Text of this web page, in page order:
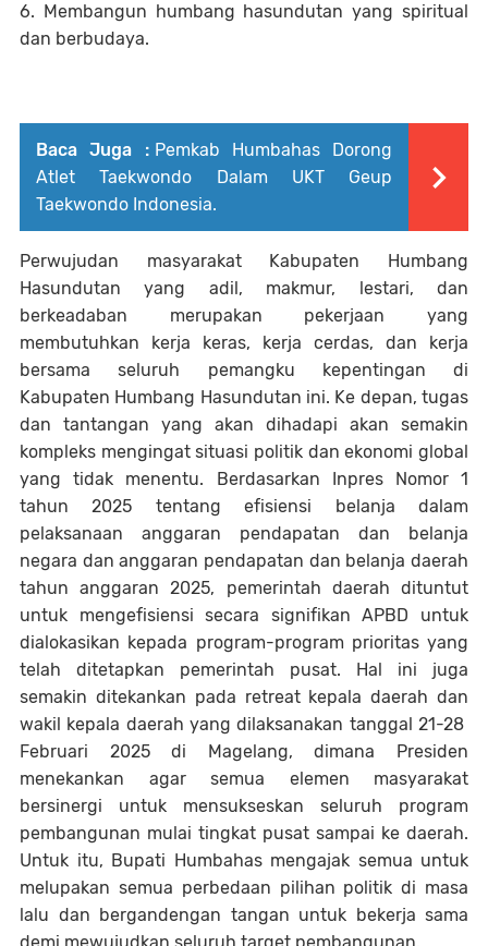
6. Membangun humbang hasundutan yang spiritual
dan berbudaya.
Baca Juga : Pemkab Humbahas Dorong
Atlet Taekwondo Dalam UKT Geup
Taekwondo Indonesia.
Perwujudan masyarakat Kabupaten Humbang
Hasundutan yang adil, makmur, lestari, dan
berkeadaban merupakan pekerjaan yang
membutuhkan kerja keras, kerja cerdas, dan kerja
bersama seluruh pemangku kepentingan di
Kabupaten Humbang Hasundutan ini. Ke depan, tugas
dan tantangan yang akan dihadapi akan semakin
kompleks mengingat situasi politik dan ekonomi global
yang tidak menentu. Berdasarkan Inpres Nomor 1
tahun 2025 tentang efisiensi belanja dalam
pelaksanaan anggaran pendapatan dan belanja
negara dan anggaran pendapatan dan belanja daerah
tahun anggaran 2025, pemerintah daerah dituntut
untuk mengefisiensi secara signifikan APBD untuk
dialokasikan kepada program-program prioritas yang
telah ditetapkan pemerintah pusat. Hal ini juga
semakin ditekankan pada retreat kepala daerah dan
wakil kepala daerah yang dilaksanakan tanggal 21-28
Februari 2025 di Magelang, dimana Presiden
menekankan agar semua elemen masyarakat
bersinergi untuk mensukseskan seluruh program
pembangunan mulai tingkat pusat sampai ke daerah.
Untuk itu, Bupati Humbahas mengajak semua untuk
melupakan semua perbedaan pilihan politik di masa
lalu dan bergandengan tangan untuk bekerja sama